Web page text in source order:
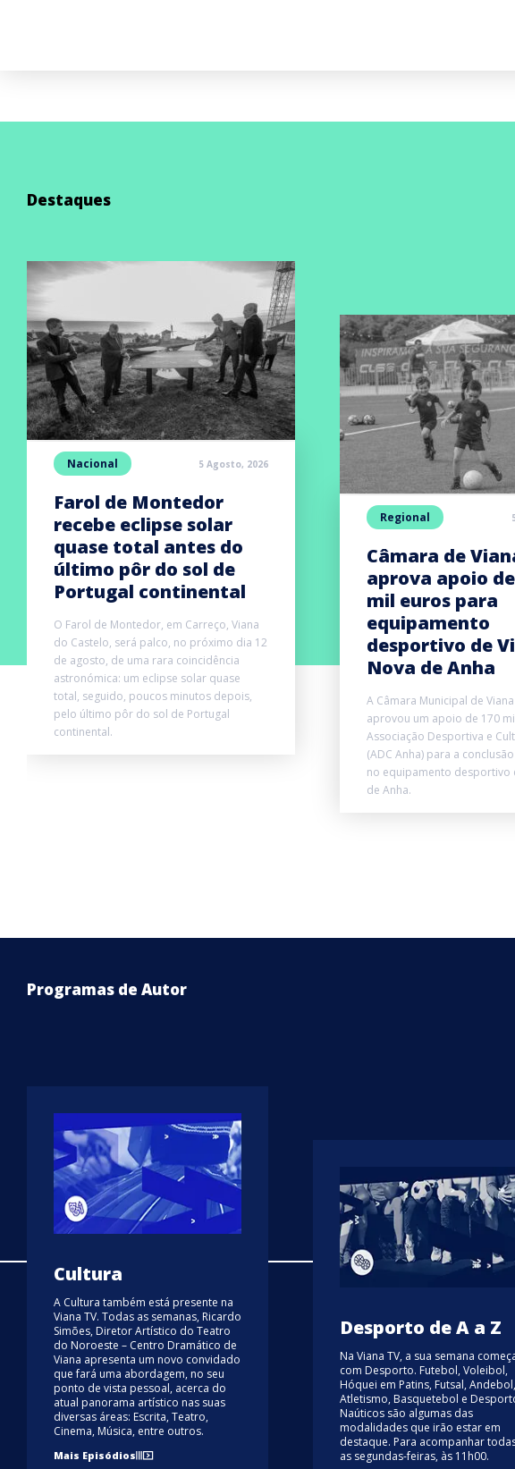
Destaques
Nacional 5 Agosto, 2026
Farol de Montedor
recebe eclipse solar
quase total antes do
último pôr do sol de
Portugal continental
O Farol de Montedor, em Carreço, Viana
do Castelo, será palco, no próximo dia 12
de agosto, de uma rara coincidência
astronómica: um eclipse solar quase
total, seguido, poucos minutos depois,
pelo último pôr do sol de Portugal
continental.
Regional
Câmara de
aprova apoio
mil euros para
equipamento
desportivo de
Nova de Anha
A Câmara Municipal de
aprovou um apoio de 170
Associação Desportiva e
(ADC Anha) para a
no equipamento desportivo
de Anha.
Programas de Autor
Cultura
A Cultura também está presente na
Viana TV. Todas as semanas, Ricardo
Simões, Diretor Artístico do Teatro
do Noroeste – Centro Dramático de
Viana apresenta um novo convidado
que fará uma abordagem, no seu
ponto de vista pessoal, acerca do
atual panorama artístico nas suas
diversas áreas: Escrita, Teatro,
Cinema, Música, entre outros.
Mais Episódios
Desporto de A a Z
Na Viana TV, a sua semana
com Desporto. Futebol, Voleibol,
Hóquei em Patins, Futsal, Andebol,
Atletismo, Basquetebol e
Naúticos são algumas das
modalidades que irão estar em
destaque. Para acompanhar
as segundas-feiras, às 11h00.